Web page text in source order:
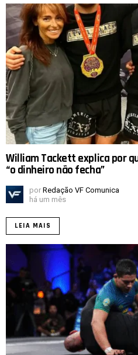
William Tackett explica por
“o dinheiro não fecha”
por Redação VF Comunica
há um mês
LEIA MAIS